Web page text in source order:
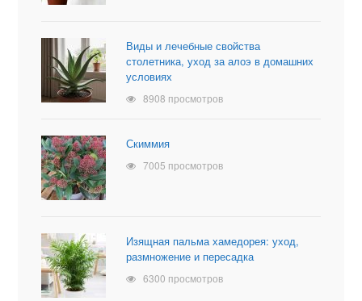
Виды и лечебные свойства
столетника, уход за алоэ в домашних
условиях
8908 просмотров
Скиммия
7005 просмотров
Изящная пальма хамедорея: уход,
размножение и пересадка
6300 просмотров